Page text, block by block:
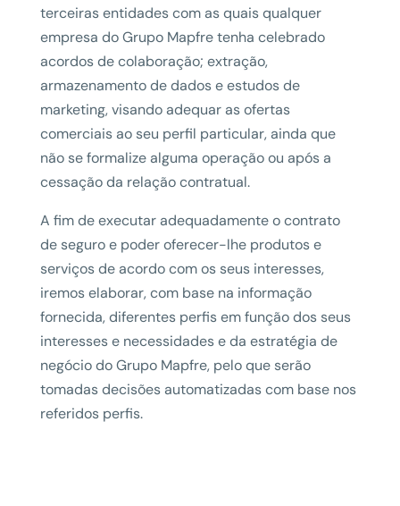
terceiras entidades com as quais qualquer
empresa do Grupo Mapfre tenha celebrado
acordos de colaboração; extração,
armazenamento de dados e estudos de
marketing, visando adequar as ofertas
comerciais ao seu perfil particular, ainda que
não se formalize alguma operação ou após a
cessação da relação contratual.
A fim de executar adequadamente o contrato
de seguro e poder oferecer-lhe produtos e
serviços de acordo com os seus interesses,
iremos elaborar, com base na informação
fornecida, diferentes perfis em função dos seus
interesses e necessidades e da estratégia de
negócio do Grupo Mapfre, pelo que serão
tomadas decisões automatizadas com base nos
referidos perfis.